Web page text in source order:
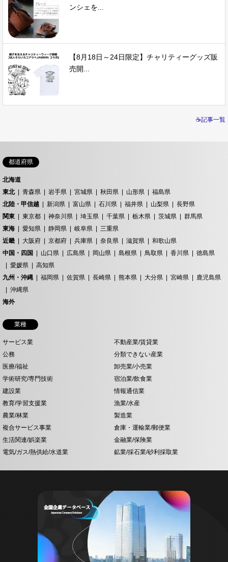
ンシェを...
【8月18日～24日限定】チャリティーグッズ販
売開...
☕記事一覧
都道府県
北海道
東北
青森県 岩手県 宮城県 秋田県 山形県
福島県
北陸・甲信越
新潟県 富山県 石川県 福井県 山梨県
長野県
関東
東京都 神奈川県 埼玉県 千葉県 栃木県 茨城県
群馬県
東海
愛知県 静岡県 岐阜県
三重県
近畿
大阪府 京都府 兵庫県 奈良県 滋賀県
和歌山県
中国・四国
山口県 広島県 岡山県 島根県 鳥取県 香川県
徳島県
愛媛県
高知県
九州・沖縄
福岡県 佐賀県 長崎県 熊本県 大分県 宮崎県
鹿児島県
沖縄県
海外
業種
サービス業
不動産業/賃貸業
公務
分類できない産業
医療/福祉
卸売業/小売業
学術研究/専門技術
宿泊業/飲食業
建設業
情報通信業
教育/学習支援業
漁業/水産
農業/林業
製造業
複合サービス事業
倉庫・運輸業/郵便業
生活関連/娯楽業
金融業/保険業
電気/ガス/熱供給/水道業
鉱業/採石業/砂利採取業